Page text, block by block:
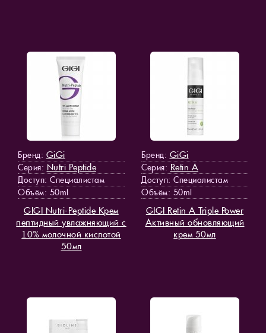
Бренд: GiGi
Серия: Nutri Peptide
Доступ: Специалистам
Объём: 50ml
GIGI Nutri-Peptide Крем
пептидный увлажняющий с
10% молочной кислотой
50мл
Бренд: GiGi
Серия: Retin A
Доступ: Специалистам
Объём: 50ml
GIGI Retin A Triple Power
Активный обновляющий
крем 50мл